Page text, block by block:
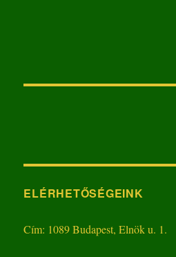
ELÉRHETŐSÉGEINK
Cím: 1089 Budapest, Elnök u. 1.